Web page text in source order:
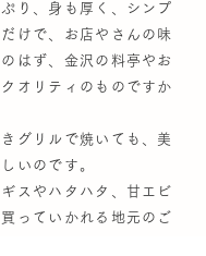
り、身も厚く、シンプ
けで、お店やさんの味
はず、金沢の料亭やお
オリティのものですか
グリルで焼いても、美
いのです。
スやハタハタ、甘エビ
っていかれる地元のご